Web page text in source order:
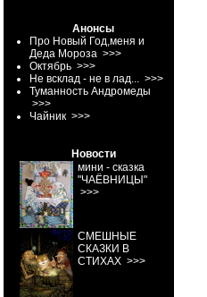
Анонсы
Про Новый Год,меня и
Деда Мороза >>>
Октябрь >>>
Не всклад - не в лад... >>>
Туманность Андромеды
>>>
Чайник >>>
Новости
мини - сказка
"ЧАЁВНИЦЫ"
>>>
СМЕШНЫЕ
СКАЗКИ В
СТИХАХ >>>